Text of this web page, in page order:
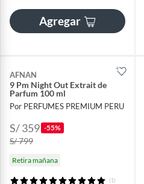
Agregar
AFNAN
9 Pm Night Out Extrait de
Parfum 100 ml
Por PERFUMES PREMIUM PERU
S/ 359 -55%
S/ 799
Retira mañana
(1)